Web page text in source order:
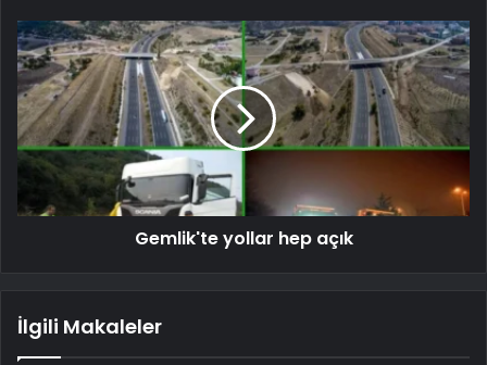
Gemlik'te yollar hep açık
İlgili Makaleler